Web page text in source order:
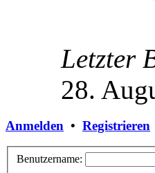
Letzter
28.
Anmelden • Registrieren
Benutzername: